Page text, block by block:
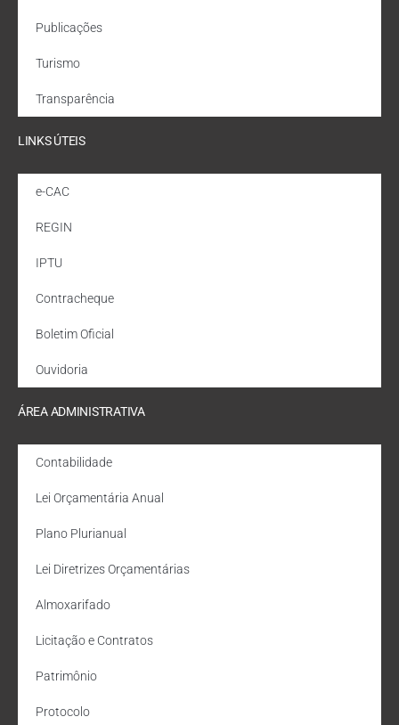
Publicações
Turismo
Transparência
LINKS ÚTEIS
e-CAC
REGIN
IPTU
Contracheque
Boletim Oficial
Ouvidoria
ÁREA ADMINISTRATIVA
Contabilidade
Lei Orçamentária Anual
Plano Plurianual
Lei Diretrizes Orçamentárias
Almoxarifado
Licitação e Contratos
Patrimônio
Protocolo